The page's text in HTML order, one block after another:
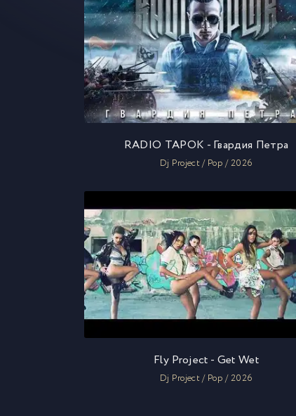
RADIO TAPOK - Гвардия Петра
Dj Project / Pop / 2026
Fly Project - Get Wet
Dj Project / Pop / 2026